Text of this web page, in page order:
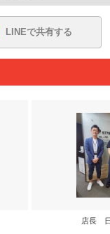
LINEで共有する
店長